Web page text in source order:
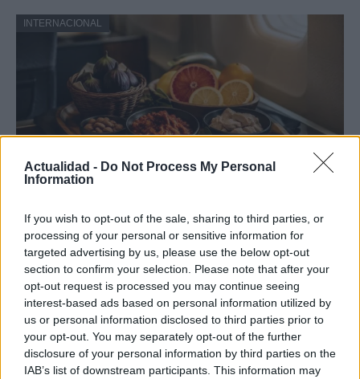
Actualidad - Do Not Process My Personal
Information
If you wish to opt-out of the sale, sharing to third parties, or
processing of your personal or sensitive information for
targeted advertising by us, please use the below opt-out
section to confirm your selection. Please note that after your
opt-out request is processed you may continue seeing
interest-based ads based on personal information utilized by
us or personal information disclosed to third parties prior to
your opt-out. You may separately opt-out of the further
disclosure of your personal information by third parties on the
IAB’s list of downstream participants. This information may
INTERNACIONAL
Productos locales y más vuelos: Binter
refuerza su apuesta por Canarias
Binter no solo conecta las islas, sino que…
INTERNACIONAL